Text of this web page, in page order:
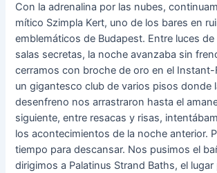
Con la adrenalina por las nubes,
mítico Szimpla Kert, uno de los bares en
emblemáticos de Budapest. Entre luces
salas secretas, la noche avanzaba sin
cerramos con broche de oro en el
un gigantesco club de varios pisos donde
desenfreno nos arrastraron hasta el
siguiente, entre resacas y risas,
los acontecimientos de la noche anterior.
tiempo para descansar. Nos pusimos el
dirigimos a Palatinus Strand Baths, el